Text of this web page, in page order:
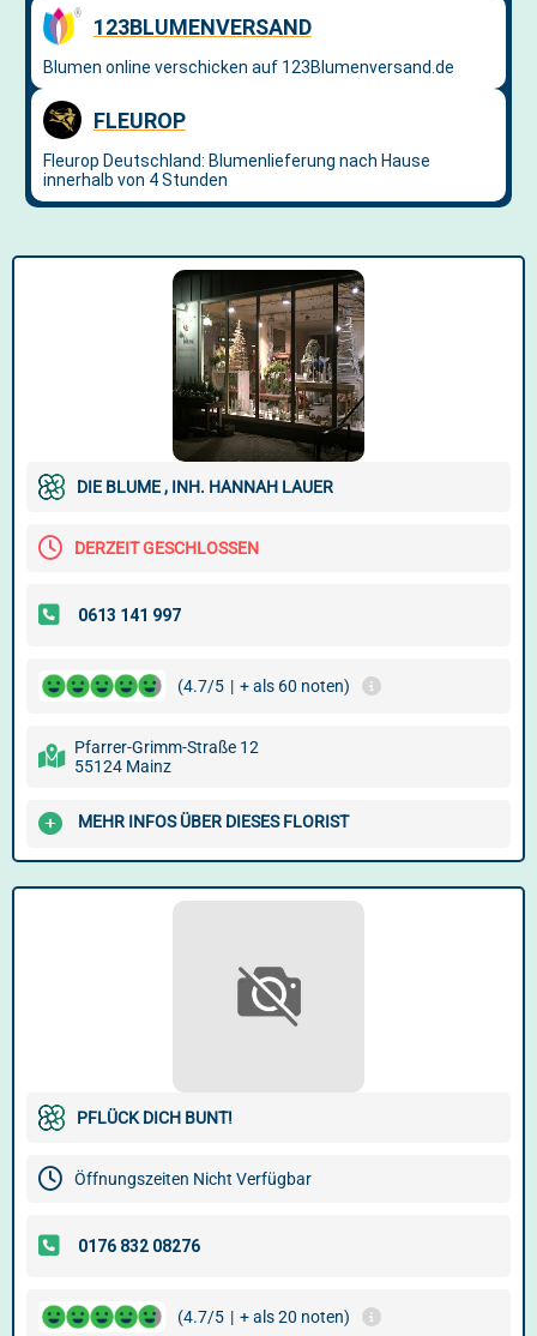
DIE BLUME , INH. HANNAH LAUER
DERZEIT GESCHLOSSEN
(4.7/5 | + als 60 noten)
Pfarrer-Grimm-Straße 12
55124 Mainz
MEHR INFOS ÜBER DIESES FLORIST
PFLÜCK DICH BUNT!
Öffnungszeiten Nicht Verfügbar
(4.7/5 | + als 20 noten)